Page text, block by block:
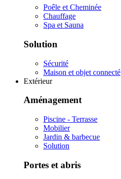
Poêle et Cheminée
Chauffage
Spa et Sauna
Solution
Sécurité
Maison et objet connecté
Extérieur
Aménagement
Piscine - Terrasse
Mobilier
Jardin & barbecue
Solution
Portes et abris